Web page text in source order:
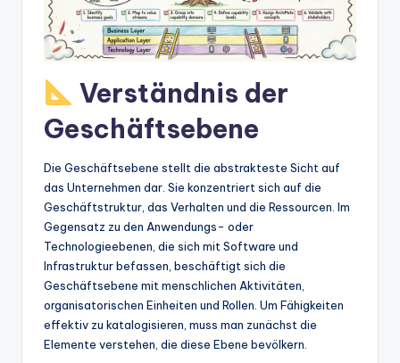
In
tr
U
p
d
Verständnis der
Geschäftsebene
Die Geschäftsebene stellt die abstrakteste Sicht auf
das Unternehmen dar. Sie konzentriert sich auf die
Geschäftstruktur, das Verhalten und die Ressourcen. Im
Gegensatz zu den Anwendungs- oder
Technologieebenen, die sich mit Software und
Infrastruktur befassen, beschäftigt sich die
Geschäftsebene mit menschlichen Aktivitäten,
organisatorischen Einheiten und Rollen. Um Fähigkeiten
effektiv zu katalogisieren, muss man zunächst die
Elemente verstehen, die diese Ebene bevölkern.